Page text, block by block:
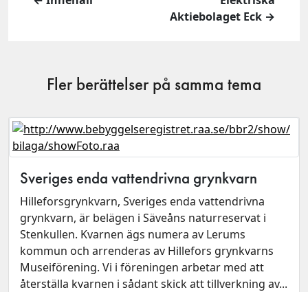
Aktiebolaget Eck →
Fler berättelser på samma tema
Sveriges enda vattendrivna grynkvarn
Hilleforsgrynkvarn, Sveriges enda vattendrivna
grynkvarn, är belägen i Säveåns naturreservat i
Stenkullen. Kvarnen ägs numera av Lerums
kommun och arrenderas av Hillefors grynkvarns
Museiförening. Vi i föreningen arbetar med att
återställa kvarnen i sådant skick att tillverkning av...